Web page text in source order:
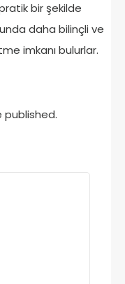
bir şekilde
daha bilinçli ve
imkanı bulurlar.
published.